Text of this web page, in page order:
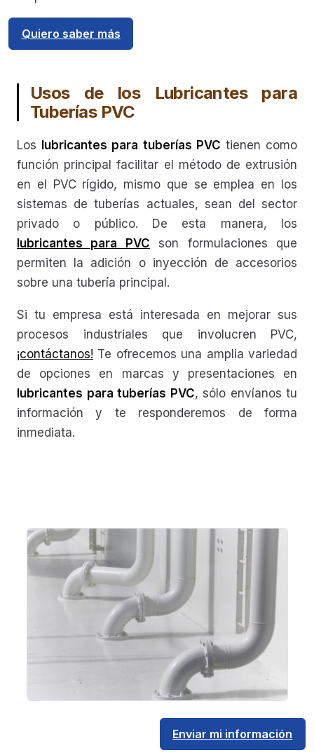
Quiero saber más
Usos de los Lubricantes para
Tuberías PVC
Los lubricantes para tuberías PVC tienen como
función principal facilitar el método de extrusión
en el PVC rígido, mismo que se emplea en los
sistemas de tuberías actuales, sean del sector
privado o público. De esta manera, los
lubricantes para PVC son formulaciones que
permiten la adición o inyección de accesorios
sobre una tubería principal.
Si tu empresa está interesada en mejorar sus
procesos industriales que involucren PVC,
¡contáctanos! Te ofrecemos una amplia variedad
de opciones en marcas y presentaciones en
lubricantes para tuberías PVC, sólo envíanos tu
información y te responderemos de forma
inmediata.
Enviar mi información